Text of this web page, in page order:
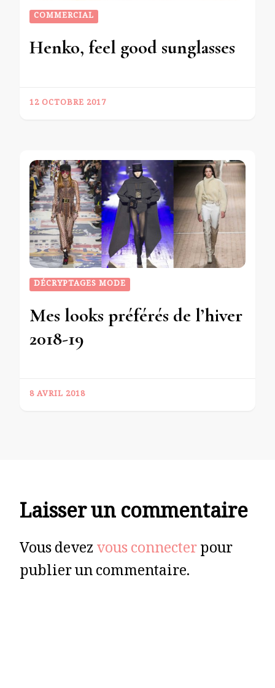
COMMERCIAL
Henko, feel good sunglasses
12 OCTOBRE 2017
DÉCRYPTAGES MODE
Mes looks préférés de l’hiver
2018-19
8 AVRIL 2018
Laisser un commentaire
Vous devezvous connecterpour
publier un commentaire.